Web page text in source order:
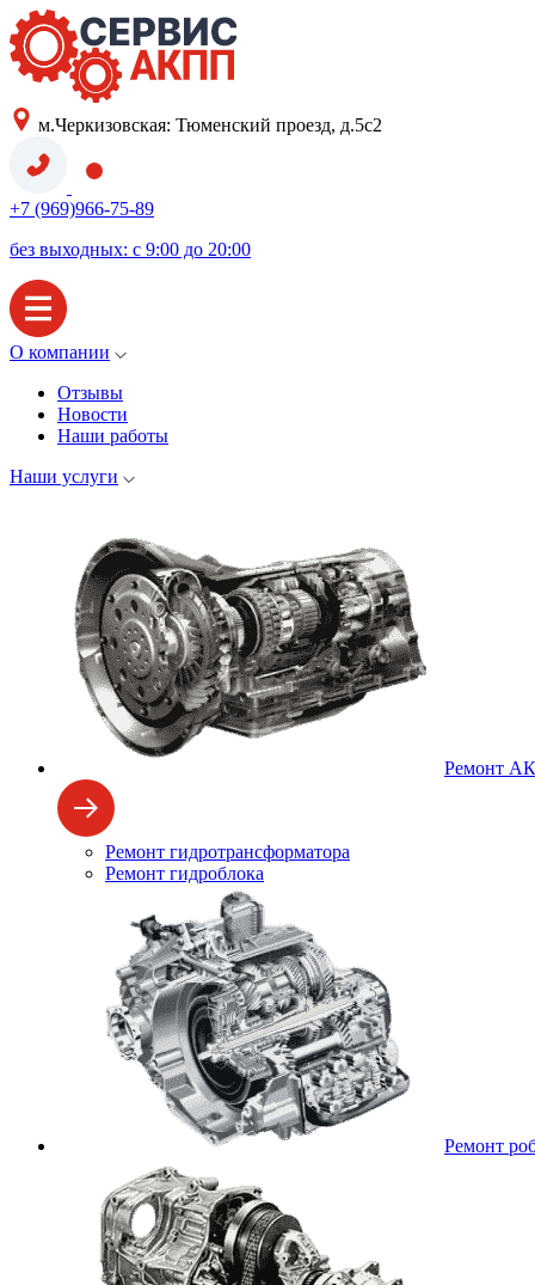
м.Черкизовская: Тюменский проезд, д.5с2
+7 (969)966-75-89
без выходных: с 9:00 до 20:00
О компании
Отзывы
Новости
Наши работы
Наши услуги
Ремонт
Ремонт гидротрансформатора
Ремонт гидроблока
Ремонт